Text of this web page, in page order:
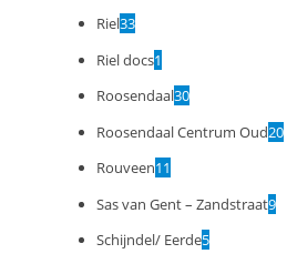
Riel33
Riel docs1
Roosendaal30
Roosendaal Centrum Oud20
Rouveen11
Sas van Gent – Zandstraat9
Schijndel/ Eerde5